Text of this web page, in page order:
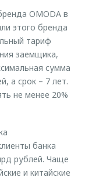
OMODA в
этого бренда
тариф
заемщика,
сумма
а срок – 7 лет.
не менее 20%
банка
рублей. Чаще
и китайские